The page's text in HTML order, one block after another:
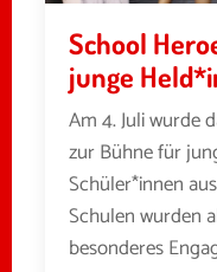
School
junge
Am 4. Juli wurde
zur Bühne für
Schüler*innen aus
Schulen wurden
besonderes